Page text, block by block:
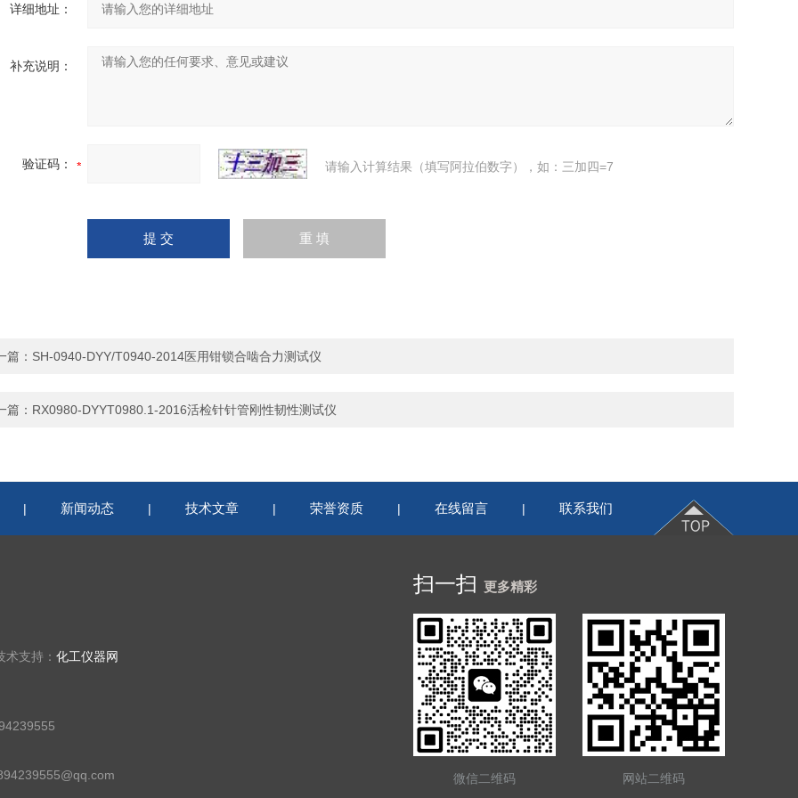
详细地址：
补充说明：
验证码： 请输入计算结果（填写阿拉伯数字），如：三加四=7
篇： SH-0940-DYY/T0940-2014医用钳锁合啮合力测试仪
篇： RX0980-DYYT0980.1-2016活检针针管刚性韧性测试仪
| 新闻动态 | 技术文章 | 荣誉资质 | 在线留言 | 联系我们
支持： 化工仪器网
扫一扫 更多精彩
微信二维码 网站二维码